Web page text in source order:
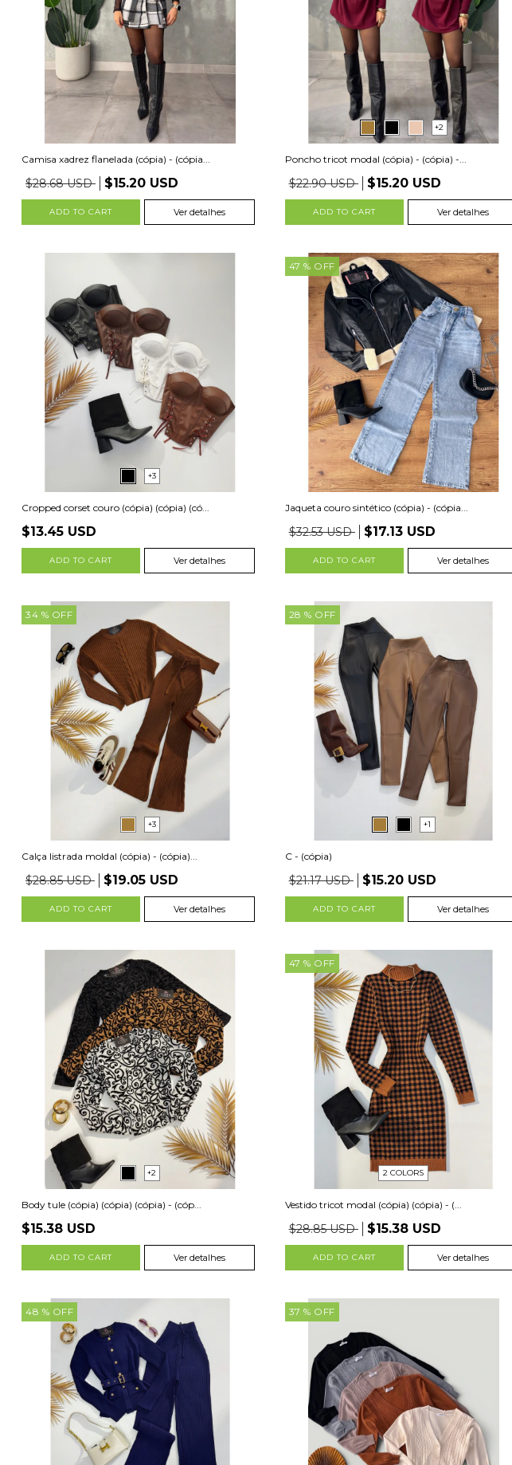
Camisa xadrez flanelada (cópia) - (cópia...
$28.68 USD $15.20 USD
ADD TO CART Ver detalhes
+2
Poncho tricot modal (cópia) - (cópia) -...
$22.90 USD $15.20 USD
ADD TO CART Ver detalhes
+3
Cropped corset couro (cópia) (cópia) (có...
$13.45 USD
ADD TO CART Ver detalhes
47 % OFF
Jaqueta couro sintético (cópia) - (cópia...
$32.53 USD $17.13 USD
ADD TO CART Ver detalhes
34 % OFF
+3
Calça listrada moldal (cópia) - (cópia)...
$28.85 USD $19.05 USD
ADD TO CART Ver detalhes
28 % OFF
+1
C - (cópia)
$21.17 USD $15.20 USD
ADD TO CART Ver detalhes
+2
Body tule (cópia) (cópia) (cópia) - (cóp...
$15.38 USD
ADD TO CART Ver detalhes
47 % OFF
2 COLORS
Vestido tricot modal (cópia) (cópia) - (...
$28.85 USD $15.38 USD
ADD TO CART Ver detalhes
48 % OFF 37 % OFF